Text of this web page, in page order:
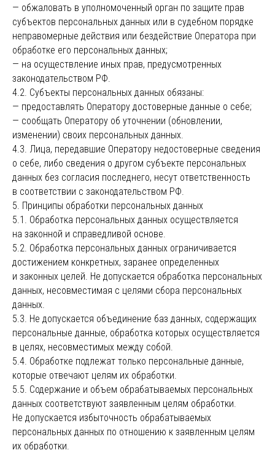
— обжаловать в уполномоченный орган по защите прав
субъектов персональных данных или в судебном порядке
неправомерные действия или бездействие Оператора при
обработке его персональных данных;
— на осуществление иных прав, предусмотренных
законодательством РФ.
4.2. Субъекты персональных данных обязаны:
— предоставлять Оператору достоверные данные о себе;
— сообщать Оператору об уточнении (обновлении,
изменении) своих персональных данных.
4.3. Лица, передавшие Оператору недостоверные сведения
о себе, либо сведения о другом субъекте персональных
данных без согласия последнего, несут ответственность
в соответствии с законодательством РФ.
5. Принципы обработки персональных данных
5.1. Обработка персональных данных осуществляется
на законной и справедливой основе.
5.2. Обработка персональных данных ограничивается
достижением конкретных, заранее определенных
и законных целей. Не допускается обработка персональных
данных, несовместимая с целями сбора персональных
данных.
5.3. Не допускается объединение баз данных, содержащих
персональные данные, обработка которых осуществляется
в целях, несовместимых между собой.
5.4. Обработке подлежат только персональные данные,
которые отвечают целям их обработки.
5.5. Содержание и объем обрабатываемых персональных
данных соответствуют заявленным целям обработки.
Не допускается избыточность обрабатываемых
персональных данных по отношению к заявленным целям
их обработки.